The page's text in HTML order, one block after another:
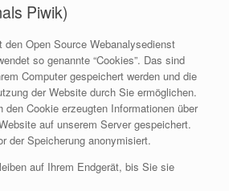
Piwik)
den Open Source Webanalysedienst
so genannte “Cookies”. Das sind
Computer gespeichert werden und die
der Website durch Sie ermöglichen.
den Cookie erzeugten Informationen über
auf unserem Server gespeichert.
der Speicherung anonymisiert.
auf Ihrem Endgerät, bis Sie sie